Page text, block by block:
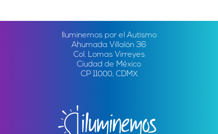
Iluminemos por el Autismo
Ahumada Villalón 36
Col. Lomas Virreyes
Ciudad de México
CP 11000, CDMX